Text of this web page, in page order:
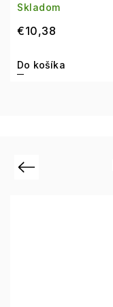
Skladom
€10,38
Do košíka
Previous